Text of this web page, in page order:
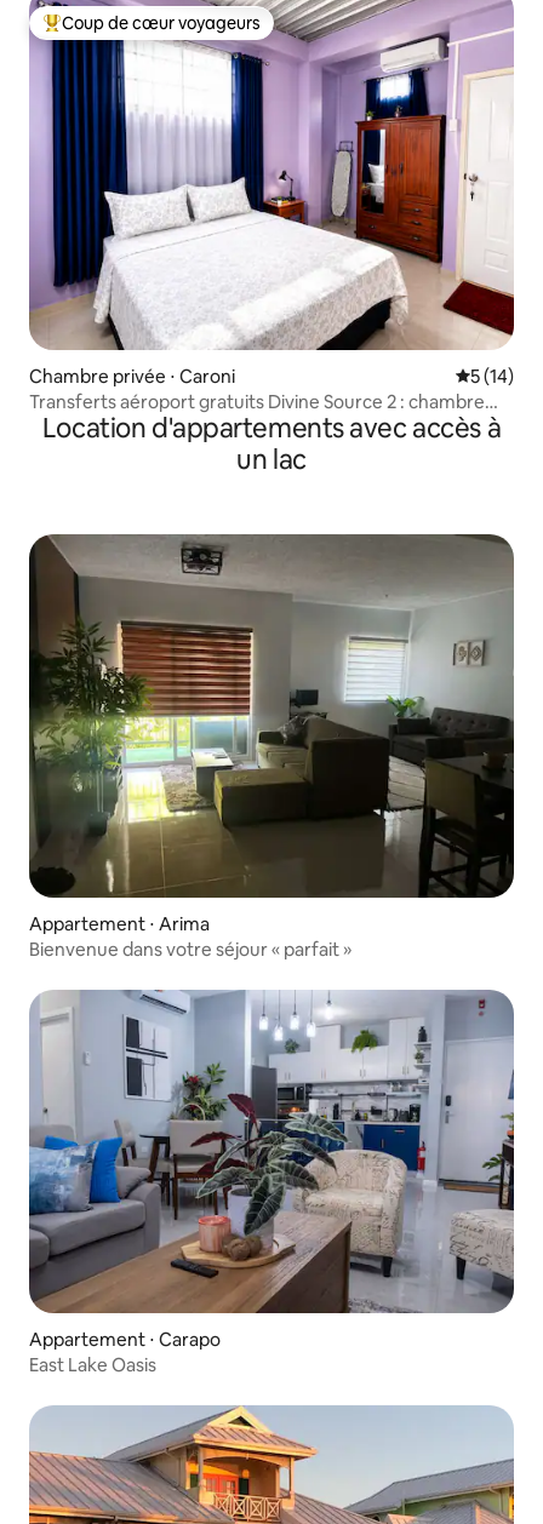
Coups de cœur voyageurs les plus appréciés
Coup de cœur voyageurs
Chambre privée ⋅ Caroni
5 (14)
Transferts aéroport gratuits Divine Source 2 : chambre
AC Qn
Location d'appartements avec accès à
un lac
Appartement ⋅ Arima
Bienvenue dans votre séjour « parfait »
Appartement ⋅ Carapo
East Lake Oasis